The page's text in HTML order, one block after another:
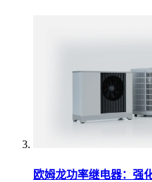
欧姆龙功率继电器：强